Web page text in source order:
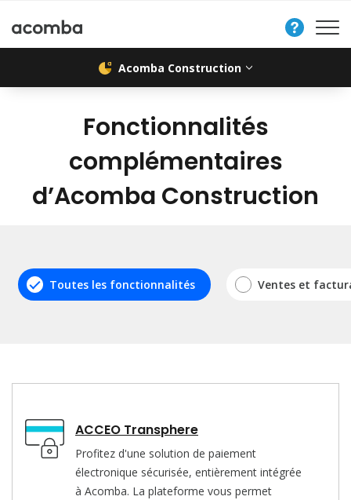
Nous
contacter
Acomba Construction
Fonctionnalités
complémentaires
d’Acomba Construction
Toutes les fonctionnalités Ventes et
ACCEO Transphere
Profitez d'une solution de paiement
électronique sécurisée, entièrement intégrée
à Acomba. La plateforme vous permet